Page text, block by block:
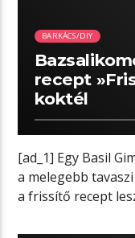
BARKÁCS/DIY
recept
koktél
[ad_1] Egy Basil
a melegebb
a frissítő recept